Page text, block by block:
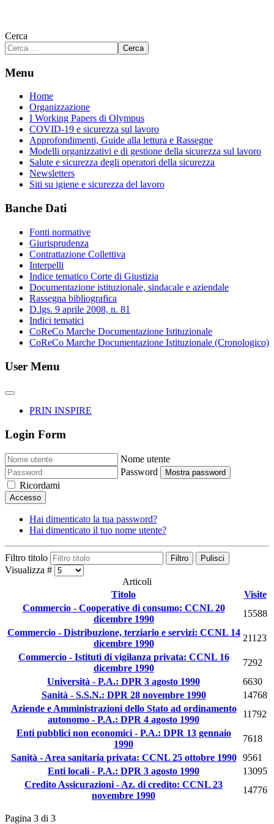
Cerca
Cerca
Menu
Home
Organizzazione
I Working Papers di Olympus
COVID-19 e sicurezza sul lavoro
Approfondimenti, Guide alla lettura e Rassegne
Modelli organizzativi e di gestione della sicurezza sul lavoro
Salute e sicurezza degli operatori della sicurezza
Newsletters
Siti su igiene e sicurezza del lavoro
Banche Dati
Fonti normative
Giurisprudenza
Contrattazione Collettiva
Interpelli
Indice tematico Corte di Giustizia
Documentazione istituzionale, sindacale e aziendale
Rassegna bibliografica
D.lgs. 9 aprile 2008, n. 81
Indici tematici
CoReCo Marche Documentazione Istituzionale
CoReCo Marche Documentazione Istituzionale (Cronologico)
User Menu
PRIN INSPIRE
Login Form
Nome utente
Password
Mostra password
Ricordami
Accesso
Hai dimenticato la tua password?
Hai dimenticato il tuo nome utente?
Filtro titolo Filtro Pulisci
Visualizza #
Articoli
Titolo
Visite
Commercio - Cooperative di consumo: CCNL 20
dicembre 1990
15588
Commercio - Distribuzione, terziario e servizi: CCNL 14
dicembre 1990
21123
Commercio - Istituti di vigilanza privata: CCNL 16
dicembre 1990
7292
Università - P.A.: DPR 3 agosto 1990
6630
Sanità - S.S.N.: DPR 28 novembre 1990
14768
Aziende e Amministrazioni dello Stato ad ordinamento
autonomo - P.A.: DPR 4 agosto 1990
11792
Enti pubblici non economici - P.A.: DPR 13 gennaio
1990
7618
Sanità - Area sanitaria privata: CCNL 25 ottobre 1990
9561
Enti locali - P.A.: DPR 3 agosto 1990
13095
Credito Assicurazioni - Az. di credito: CCNL 23
novembre 1990
14776
Pagina 3 di 3